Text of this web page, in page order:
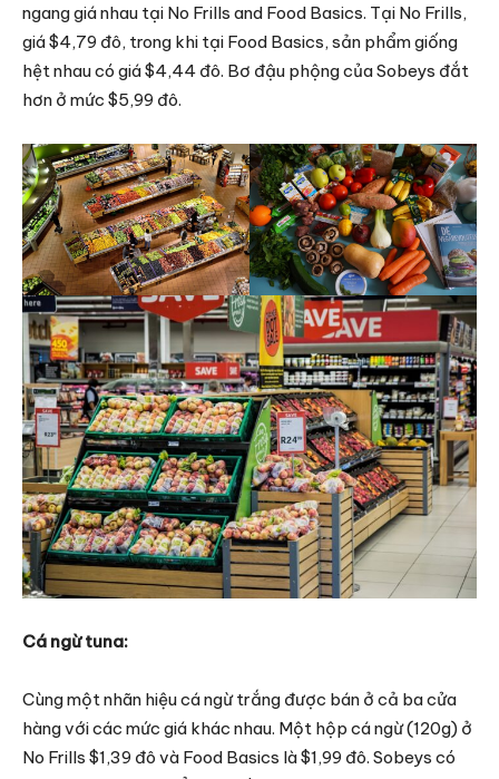
ngang giá nhau tại No Frills and Food Basics. Tại No Frills,
giá $4,79 đô, trong khi tại Food Basics, sản phẩm giống
hệt nhau có giá $4,44 đô. Bơ đậu phộng của Sobeys đắt
hơn ở mức $5,99 đô.
Cá ngừ tuna:
Cùng một nhãn hiệu cá ngừ trắng được bán ở cả ba cửa
hàng với các mức giá khác nhau. Một hộp cá ngừ (120g) ở
No Frills $1,39 đô và Food Basics là $1,99 đô. Sobeys có